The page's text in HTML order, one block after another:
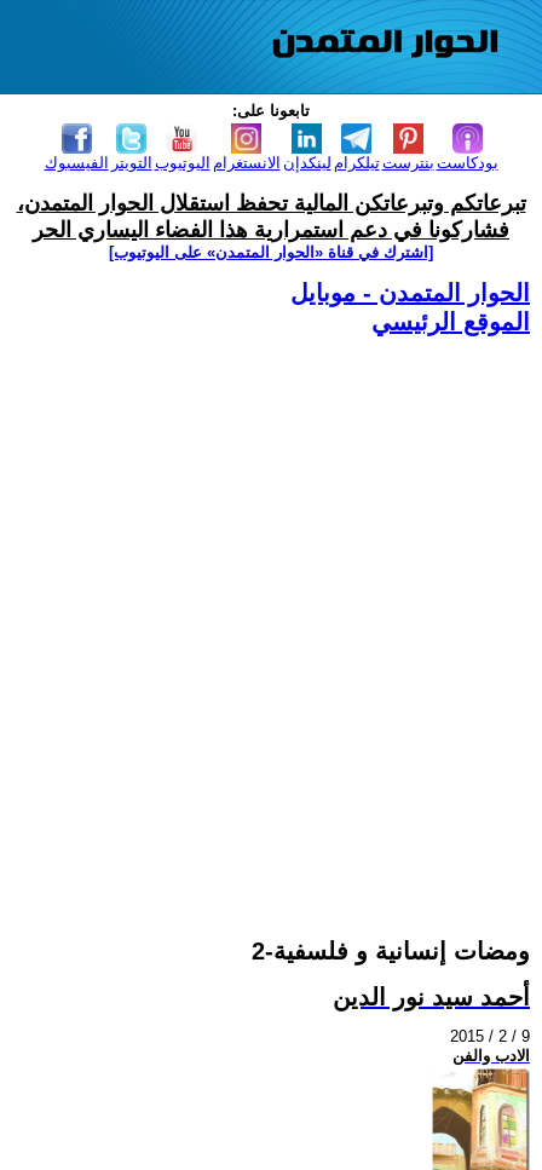
تابعونا على:
الفيسبوك التويتر اليوتيوب الانستغرام لينكدإن تيلكرامبنترست بودكاست
تبرعاتكم وتبرعاتكن المالية تحفظ استقلال الحوار المتمدن،
فشاركونا في دعم استمرارية هذا الفضاء اليساري الحر
[اشترك في قناة ‫«الحوار المتمدن» على اليوتيوب]
الحوار المتمدن - موبايل
الموقع الرئيسي
ومضات إنسانية و فلسفية-2
أحمد سيد نور الدين
2015 / 2 / 9
الادب والفن